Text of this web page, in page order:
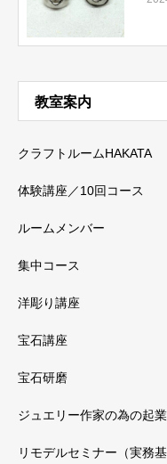
教室案内
クラフトルームHAKATA
体験講座／10回コース
ルームメンバー
集中コース
洋彫り講座
宝石講座
宝石研磨
ジュエリー作家の為の起
リモデルセミナー（実務基